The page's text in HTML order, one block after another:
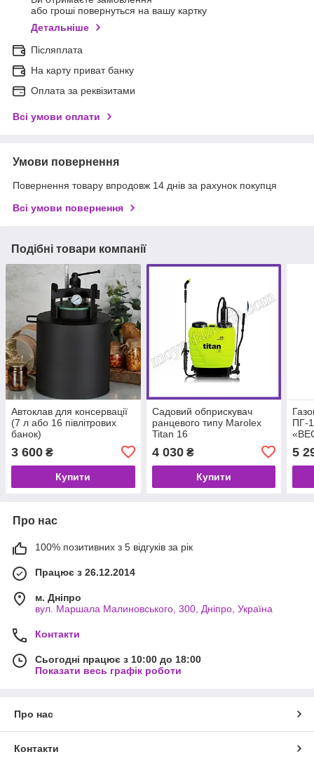
або гроші повернуться на вашу картку
Детальніше
Післяплата
На карту приват банку
Оплата за реквізитами
Всі умови оплати
Умови повернення
Повернення товару впродовж 14 днів за рахунок покупця
Всі умови повернення
Подібні товари компанії
Автоклав для консервації
(7 л або 16 півлітрових
банок)
3 600 ₴
Купити
Садовий обприскувач
ранцевого типу Marolex
Titan 16
4 030₴
Купити
ПГ-
5
Про нас
100% позитивних з 5 відгуків за рік
Працює з 26.12.2014
м. Дніпро
вул. Маршала Малиновського, 300, Дніпро, Україна
Контакти
Сьогодні працює з 10:00 до 18:00
Показати весь графік роботи
Про нас
Контакти